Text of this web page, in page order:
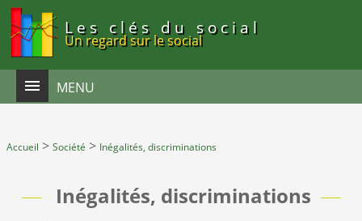
Les clés du social
Un regard sur le social
MENU
Accueil > Société > Inégalités, discriminations
Inégalités, discriminations
Panneau de gestion des cookies